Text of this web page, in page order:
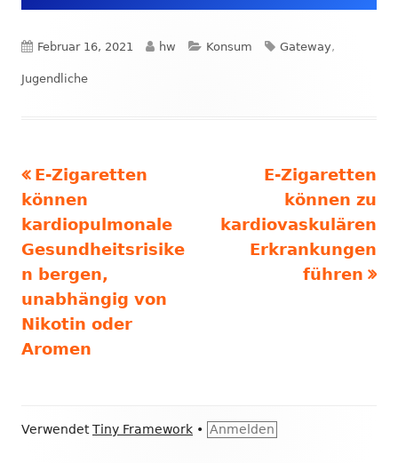
Veröffentlicht
am
Februar 16, 2021 Autor
hw Kategorien
Konsum Schlagwörter
Gateway,
Jugendliche
Beitrags-
Navigation
Vorheriger
Beitrag:
E-Zigaretten
können
kardiopulmonale
Gesundheitsrisike
n bergen,
unabhängig von
Nikotin oder
Aromen
Nächster
Beitrag
E-Zigaretten
können zu
kardiovaskulären
Erkrankungen
führen
Footer
VerwendetTiny Framework • Anmelden